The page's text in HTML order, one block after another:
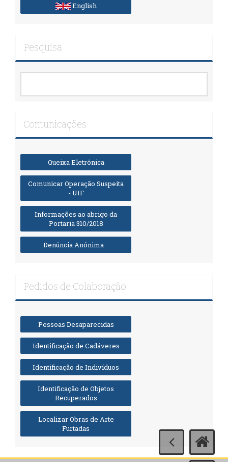
English
Pesquisa
Comunicações
Queixa Eletrónica
Comunicar Operação Suspeita
- UIF
Informações ao abrigo da
Portaria 310/2018
Denúncia Anónima
Pedidos de Colaboração
Pessoas Desaparecidas
Identificação de Cadáveres
Identificação de Indivíduos
Identificação de Objetos
Recuperados
Localizar Obras de Arte
Furtadas